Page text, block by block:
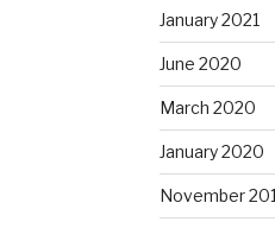
January 2021
June 2020
March 2020
January 2020
November